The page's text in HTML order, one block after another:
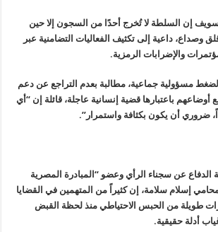
سويف إن السلطة لا تُخرج أحدًا من السجون إلا حين
وصداع، داعية إلى تكثيف الفعاليات التضامنية عبر
والإضرابات الرمزية.
مسؤولية جماعية، مطالبة بعدم التراجع عن دعم
أوضاعهم باعتبارها قضية إنسانية عاجلة، قائلة إن “أي
ضروري أن يكون بكثافة واستمرار”.
عن سجناء الرأي وعضو “المبادرة المصرية
إسلام سلامة، إن كثيراً من المتهمين في القضايا
طويلة من الحبس الاحتياطي منذ لحظة القبض
أدلة حقيقية.